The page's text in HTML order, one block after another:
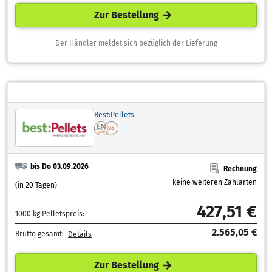
Zur Bestellung
Der Händler meldet sich bezüglich der Lieferung
Best:Pellets
bis Do 03.09.2026
(in 20 Tagen)
Rechnung
keine weiteren Zahlarten
1000 kg Pelletspreis: 427,51 €
Brutto gesamt: Details 2.565,05 €
Zur Bestellung